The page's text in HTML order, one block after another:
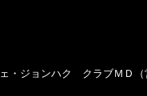
ンハク　クラブＭＤ（営